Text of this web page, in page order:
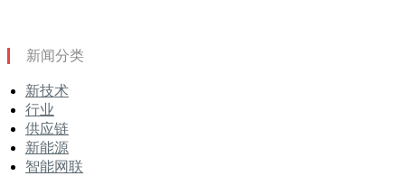
新闻分类
新技术
行业
供应链
新能源
智能网联